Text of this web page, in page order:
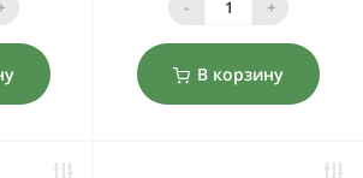
- +
В корзину